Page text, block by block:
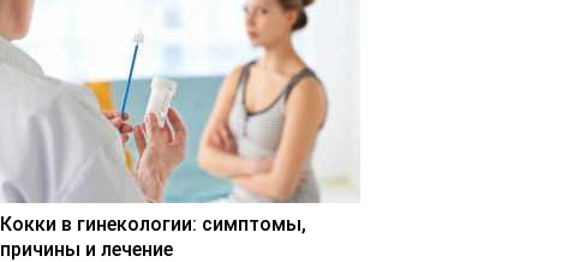
Кокки в гинекологии: симптомы,
причины и лечение